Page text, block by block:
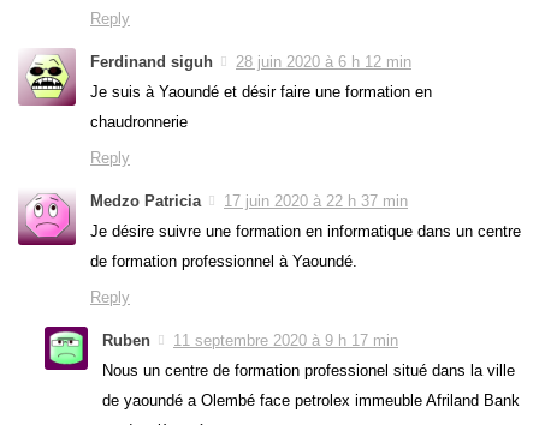
Reply
Ferdinand siguh
28 juin 2020 à 6 h 12 min
Je suis à Yaoundé et désir faire une formation en
chaudronnerie
Reply
Medzo Patricia
17 juin 2020 à 22 h 37 min
Je désire suivre une formation en informatique dans un centre
de formation professionnel à Yaoundé.
Reply
Ruben
11 septembre 2020 à 9 h 17 min
Nous un centre de formation professionel situé dans la ville
de yaoundé a Olembé face petrolex immeuble Afriland Bank